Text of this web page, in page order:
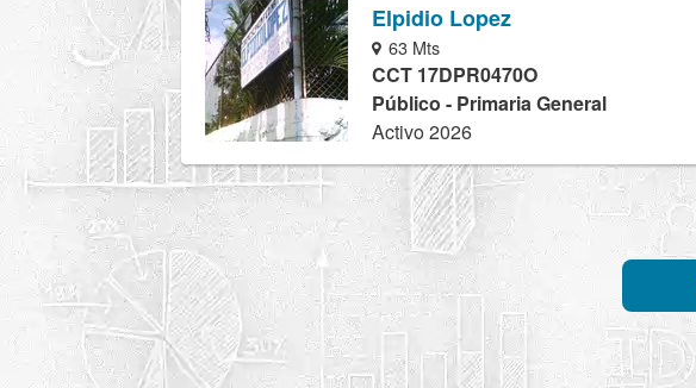
Elpidio Lopez
63 Mts
CCT 17DPR0470O
Público - Primaria General
Activo 2026